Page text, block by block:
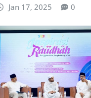
Jan 17, 2025 0